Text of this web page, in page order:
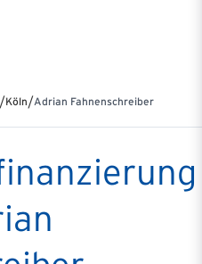
/Köln/Adrian Fahnenschreiber